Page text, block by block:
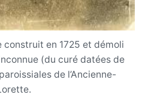
en 1725 et démoli
(du curé datées de
de l’Ancienne-